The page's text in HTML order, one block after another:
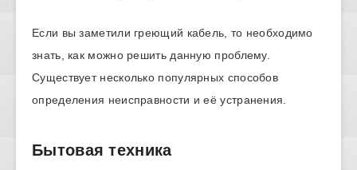
Если вы заметили греющий кабель, то необходимо
знать, как можно решить данную проблему.
Существует несколько популярных способов
определения неисправности и её устранения.
Бытовая техника